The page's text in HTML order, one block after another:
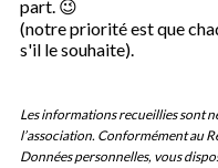
part. 😉
(notre priorité est que
s'il le souhaite).
Les informations recueillies sont
l’association. Conformément au
Données personnelles, vous